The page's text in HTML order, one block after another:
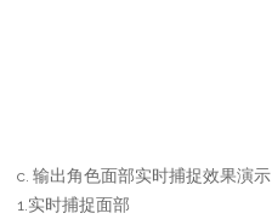
c. 输出角色面部实时捕捉效果演示
1.实时捕捉面部